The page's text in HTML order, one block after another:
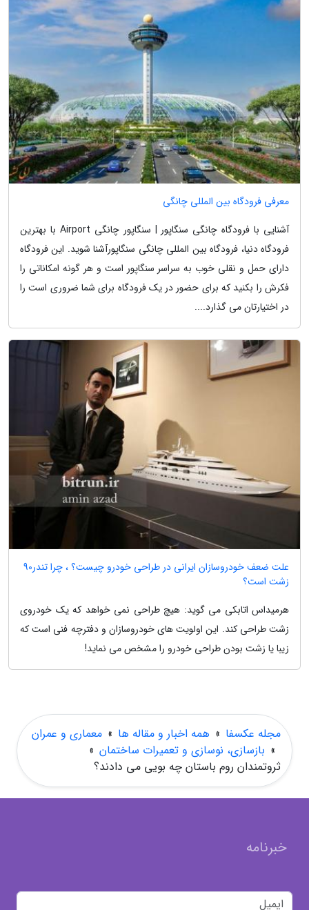
معرفی فرودگاه بین المللی چانگی
آشنایی با فرودگاه چانگی سنگاپور | سنگاپور چانگی Airport با بهترین
فرودگاه دنیا، فرودگاه بین المللی چانگی سنگاپورآشنا شوید. این فرودگاه
دارای حمل و نقلی خوب به سراسر سنگاپور است و هر گونه امکاناتی را
فکرش را بکنید که برای حضور در یک فرودگاه برای شما ضروری است را
در اختیارتان می گذارد....
علت ضعف خودروسازان ایرانی در طراحی خودرو چیست؟ ، چرا تندر90
زشت است؟
هرمیداس اتابکی می گوید: هیچ طراحی نمی خواهد که یک خودروی
زشت طراحی کند. این اولویت های خودروسازان و دفترچه فنی است که
زیبا یا زشت بودن طراحی خودرو را مشخص می نماید!
مجله عکسفا » همه اخبار و مقاله ها » معماری و عمران
» بازسازی، نوسازی و تعمیرات ساختمان »
ثروتمندان روم باستان چه بویی می دادند؟
خبرنامه